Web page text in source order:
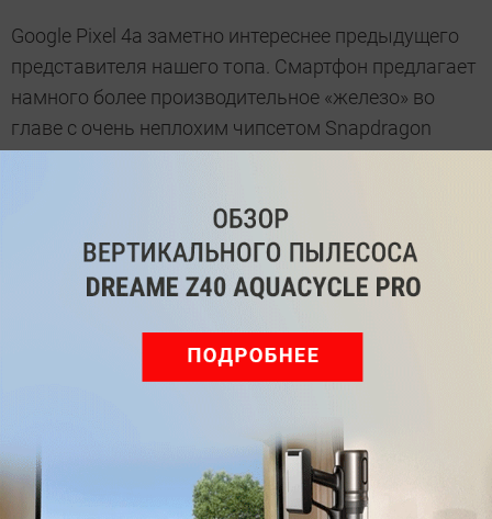
Google Pixel 4a заметно интереснее предыдущего
представителя нашего топа. Смартфон предлагает
намного более производительное «железо» во
главе с очень неплохим чипсетом Snapdragon
«тяжелыми» играми. Выгодно отличается гаджет и
своим AMOLED-экраном с разрешением Full HD+ и
небольшой диагональю 5,8 дюйма.